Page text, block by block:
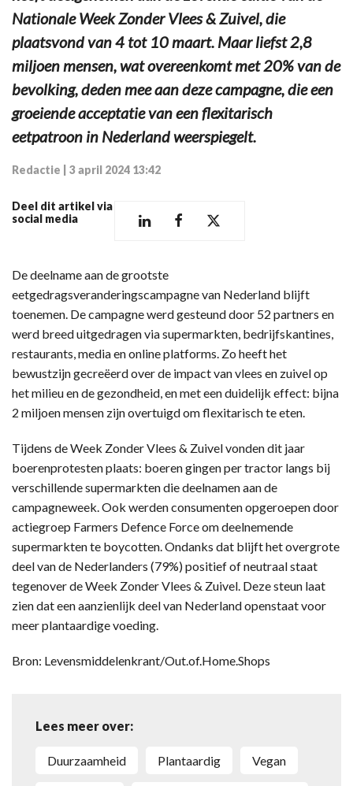
Nationale Week Zonder Vlees & Zuivel, die
plaatsvond van 4 tot 10 maart. Maar liefst 2,8
miljoen mensen, wat overeenkomt met 20% van de
bevolking, deden mee aan deze campagne, die een
groeiende acceptatie van een flexitarisch
eetpatroon in Nederland weerspiegelt.
Redactie 3 april 2024 13:42
Deel dit artikel via
social media
De deelname aan de grootste
eetgedragsveranderingscampagne van Nederland blijft
toenemen. De campagne werd gesteund door 52 partners en
werd breed uitgedragen via supermarkten, bedrijfskantines,
restaurants, media en online platforms. Zo heeft het
bewustzijn gecreëerd over de impact van vlees en zuivel op
het milieu en de gezondheid, en met een duidelijk effect: bijna
2 miljoen mensen zijn overtuigd om flexitarisch te eten.
Tijdens de Week Zonder Vlees & Zuivel vonden dit jaar
boerenprotesten plaats: boeren gingen per tractor langs bij
verschillende supermarkten die deelnamen aan de
campagneweek. Ook werden consumenten opgeroepen door
actiegroep Farmers Defence Force om deelnemende
supermarkten te boycotten. Ondanks dat blijft het overgrote
deel van de Nederlanders (79%) positief of neutraal staat
tegenover de Week Zonder Vlees & Zuivel. Deze steun laat
zien dat een aanzienlijk deel van Nederland openstaat voor
meer plantaardige voeding.
Bron: Levensmiddelenkrant/Out.of.Home.Shops
Lees meer over:
Duurzaamheid Plantaardig Vegan